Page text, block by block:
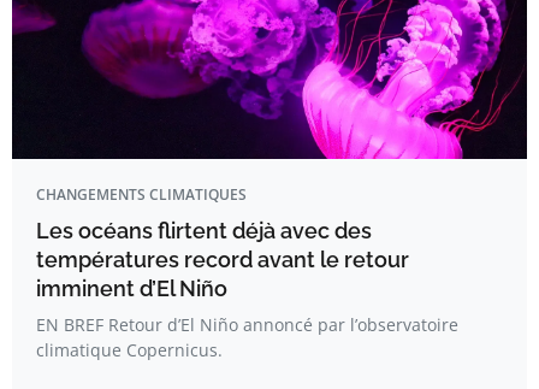
CHANGEMENTS CLIMATIQUES
Les océans flirtent déjà avec des
températures record avant le retour
imminent d’El Niño
EN BREF Retour d’El Niño annoncé par l’observatoire
climatique Copernicus.